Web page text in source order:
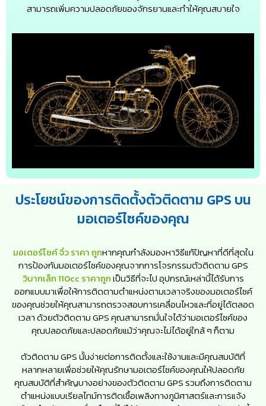
สามารถเพิ่มความปลอดภัยของจักรยานและทำให้คุณสบายใจ
ประโยชน์ของการติดตั้งตัวติดตาม GPS บน
มอเตอร์ไซค์ของคุณ
มอเตอร์ไซค์ จิ๋ว ราคา ถูกหากคุณกำลังมองหาวิธีแก้ปัญหาที่ดีที่สุดใน
การป้องกันมอเตอร์ไซค์ของคุณจากการโจรกรรมตัวติดตาม GPS
วิบากเล็ก 110cc ราคาถูกเป็นวิธีที่จะไป อุปกรณ์เหล่านี้ได้รับการ
ออกแบบมาเพื่อให้การติดตามตำแหน่งตามเวลาจริงของมอเตอร์ไซค์
ของคุณช่วยให้คุณสามารถตรวจสอบการเคลื่อนไหวและที่อยู่ได้ตลอด
เวลา ด้วยตัวติดตาม GPS คุณสามารถมั่นใจได้ว่ามอเตอร์ไซค์ของ
คุณปลอดภัยและปลอดภัยแม้ว่าคุณจะไม่ได้อยู่ใกล้ ๆ ก็ตาม
ตัวติดตาม GPS นั้นง่ายต่อการติดตั้งและใช้งานและมีคุณสมบัติที่
หลากหลายเพื่อช่วยให้คุณรักษามอเตอร์ไซค์ของคุณให้ปลอดภัย
คุณสมบัติที่สำคัญบางอย่างของตัวติดตาม GPS รวมถึงการติดตาม
ตำแหน่งแบบเรียลไทม์การติดเชื้อเพลิงทางภูมิศาสตร์และการแจ้ง